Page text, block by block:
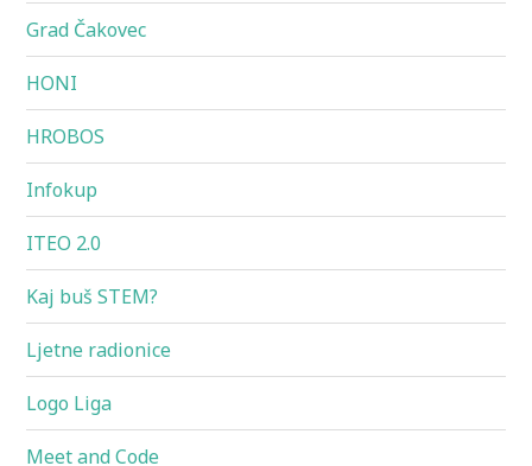
Grad Čakovec
HONI
HROBOS
Infokup
ITEO 2.0
Kaj buš STEM?
Ljetne radionice
Logo Liga
Meet and Code